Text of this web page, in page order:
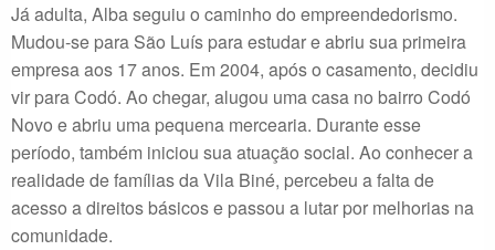
Já adulta, Alba seguiu o caminho do empreendedorismo.
Mudou-se para São Luís para estudar e abriu sua primeira
empresa aos 17 anos. Em 2004, após o casamento, decidiu
vir para Codó. Ao chegar, alugou uma casa no bairro Codó
Novo e abriu uma pequena mercearia. Durante esse
período, também iniciou sua atuação social. Ao conhecer a
realidade de famílias da Vila Biné, percebeu a falta de
acesso a direitos básicos e passou a lutar por melhorias na
comunidade.